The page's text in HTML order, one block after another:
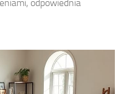
odpowiednia